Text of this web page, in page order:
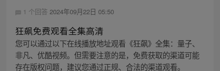
1 个回答 2024年09月22日 05:50
狂飙免费观看全集高清
您可以通过以下在线播放地址观看《狂飙》全集：量子、
非凡、优酷视频。但需要注意的是，免费获取的渠道可能
存在版权问题，建议您通过正规、合法的渠道观看。